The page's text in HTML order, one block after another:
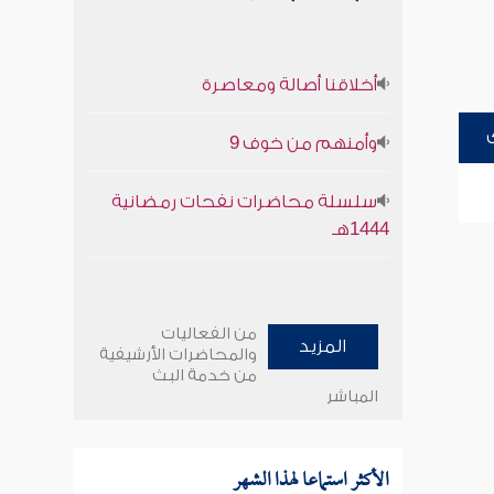
أخلاقنا أصالة ومعاصرة
وأمنهم من خوف 9
سلسلة محاضرات نفحات رمضانية
1444هـ
المزيد
من الفعاليات
والمحاضرات الأرشيفية
من خدمة البث
المباشر
الأكثر استماعا لهذا الشهر